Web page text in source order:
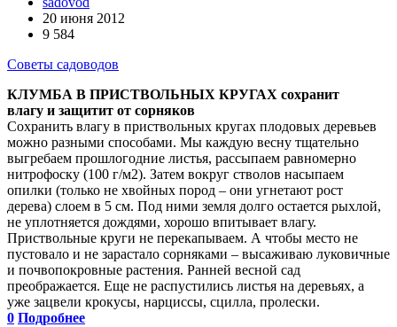
20 июня 2012
9 584
Советы садоводов
КЛУМБА В ПРИСТВОЛЬНЫХ КРУГАХ сохранит
влагу и защитит от сорняков
Сохранить влагу в приствольных кругах плодовых деревьев
можно разными способами. Мы каждую весну тщательно
выгребаем прошлогодние листья, рассыпаем равномерно
нитрофоску (100 г/м2). Затем вокруг стволов насыпаем
опилки (только не хвойных пород – они угнетают рост
дерева) слоем в 5 см. Под ними земля долго остается рыхлой,
не уплотняется дождями, хорошо впитывает влагу.
Приствольные круги не перекапываем. А чтобы место не
пустовало и не зарастало сорняками – высаживаю луковичные
и почвопокровные растения. Ранней весной сад
преображается. Еще не распустились листья на деревьях, а
уже зацвели крокусы, нарциссы, сцилла, пролески.
0 Подробнее